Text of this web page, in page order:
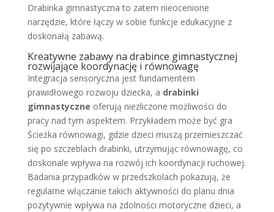
Drabinka gimnastyczna to zatem nieocenione
narzędzie, które łączy w sobie funkcje edukacyjne z
doskonałą zabawą.
Kreatywne zabawy na drabince gimnastycznej
rozwijające koordynację i równowagę
Integracja sensoryczna jest fundamentem
prawidłowego rozwoju dziecka, a drabinki
gimnastyczne oferują niezliczone możliwości do
pracy nad tym aspektem. Przykładem może być gra
Ścieżka równowagi, gdzie dzieci muszą przemieszczać
się po szczeblach drabinki, utrzymując równowagę, co
doskonale wpływa na rozwój ich koordynacji ruchowej.
Badania przypadków w przedszkolach pokazują, że
regularne włączanie takich aktywności do planu dnia
pozytywnie wpływa na zdolności motoryczne dzieci, a